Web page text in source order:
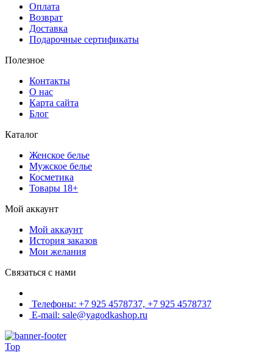
Оплата
Возврат
Доставка
Подарочные сертификаты
Полезное
Контакты
О нас
Карта сайта
Блог
Каталог
Женское белье
Мужское белье
Косметика
Товары 18+
Мой аккаунт
Мой аккаунт
История заказов
Мои желания
Связаться с нами
Телефоны: +7 925 4578737, +7 925 4578737
E-mail: sale@yagodkashop.ru
Top